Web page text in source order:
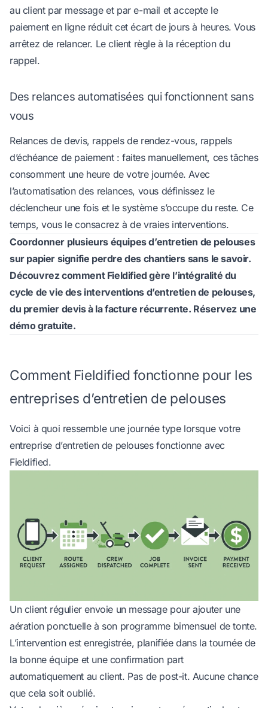
au client par message et par e-mail et accepte le
paiement en ligne réduit cet écart de jours à heures. Vous
arrêtez de relancer. Le client règle à la réception du
rappel.
Des relances automatisées qui fonctionnent sans
vous
Relances de devis, rappels de rendez-vous, rappels
d’échéance de paiement : faites manuellement, ces tâches
consomment une heure de votre journée. Avec
l’automatisation des relances, vous définissez le
déclencheur une fois et le système s’occupe du reste. Ce
temps, vous le consacrez à de vraies interventions.
Coordonner plusieurs équipes d’entretien de pelouses
sur papier signifie perdre des chantiers sans le savoir.
Découvrez comment Fieldified gère l’intégralité du
cycle de vie des interventions d’entretien de pelouses,
du premier devis à la facture récurrente. Réservez une
démo gratuite.
Comment Fieldified fonctionne pour les
entreprises d’entretien de pelouses
Voici à quoi ressemble une journée type lorsque votre
entreprise d’entretien de pelouses fonctionne avec
Fieldified.
Un client régulier envoie un message pour ajouter une
aération ponctuelle à son programme bimensuel de tonte.
L’intervention est enregistrée, planifiée dans la tournée de
la bonne équipe et une confirmation part
automatiquement au client. Pas de post-it. Aucune chance
que cela soit oublié.